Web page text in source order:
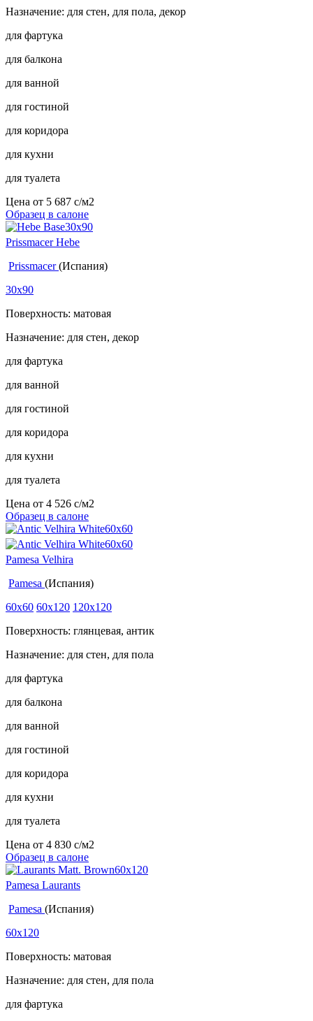
Назначение: для стен, для пола, декор
для фартука
для балкона
для ванной
для гостиной
для коридора
для кухни
для туалета
Цена от 5 687 c/м2
Образец в салоне
Prissmacer Hebe
Prissmacer(Испания)
30x90
Поверхность: матовая
Назначение: для стен, декор
для фартука
для ванной
для гостиной
для коридора
для кухни
для туалета
Цена от 4 526 c/м2
Образец в салоне
Pamesa Velhira
Pamesa (Испания)
60x60 60x120 120x120
Поверхность: глянцевая, антик
Назначение: для стен, для пола
для фартука
для балкона
для ванной
для гостиной
для коридора
для кухни
для туалета
Цена от 4 830 c/м2
Образец в салоне
Pamesa Laurants
Pamesa (Испания)
60x120
Поверхность: матовая
Назначение: для стен, для пола
для фартука